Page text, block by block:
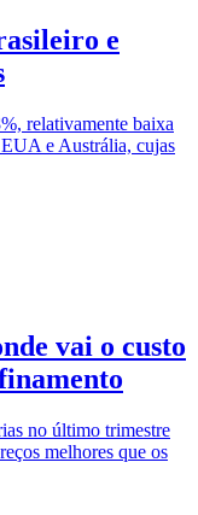
e
relativamente baixa
e Austrália, cujas
vai o custo
no último trimestre
melhores que os